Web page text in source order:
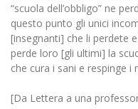
“scuola dell’obbligo” ne
questo punto gli unici
[insegnanti] che li perdete
perde loro [gli ultimi] la
che cura i sani e respinge i
[Da Lettera a una